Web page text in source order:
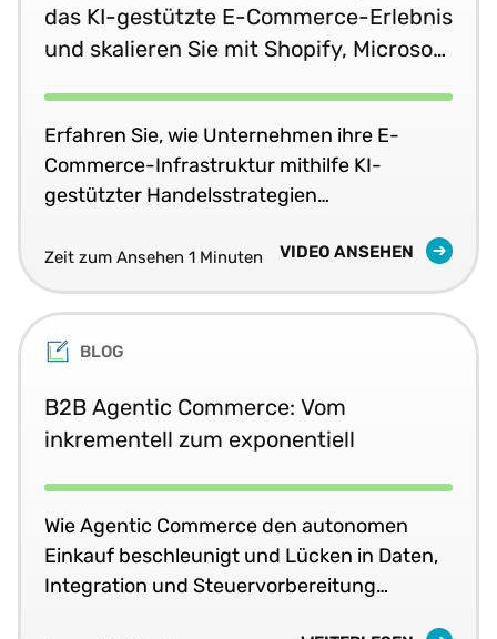
das KI-gestützte E-Commerce-Erlebnis
und skalieren Sie mit Shopify, Microsoft
Erfahren Sie, wie Unternehmen ihre E-
Commerce-Infrastruktur mithilfe KI-
gestützter Handelsstrategien
Zeit zum Ansehen 1 Minuten VIDEO ANSEHEN
BLOG
B2B Agentic Commerce: Vom
inkrementell zum exponentiell
Wie Agentic Commerce den autonomen
Einkauf beschleunigt und Lücken in Daten,
Integration und Steuervorbereitung